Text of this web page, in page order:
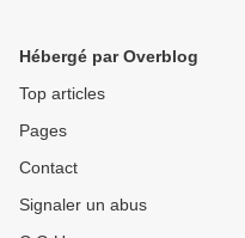
Hébergé par Overblog
Top articles
Pages
Contact
Signaler un abus